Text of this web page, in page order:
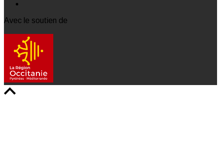
Avec le soutien de